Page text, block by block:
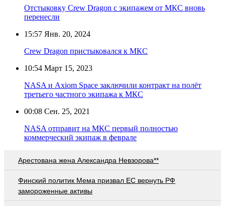
Отстыковку Crew Dragon с экипажем от МКС вновь
перенесли
15:57 Янв. 20, 2024
Crew Dragon пристыковался к МКС
10:54 Март 15, 2023
NASA и Axiom Space заключили контракт на полёт
третьего частного экипажа к МКС
00:08 Сен. 25, 2021
NASA отправит на МКС первый полностью
коммерческий экипаж в феврале
Арестована жена Александра Невзорова**
Финский политик Мема призвал ЕС вернуть РФ
замороженные активы